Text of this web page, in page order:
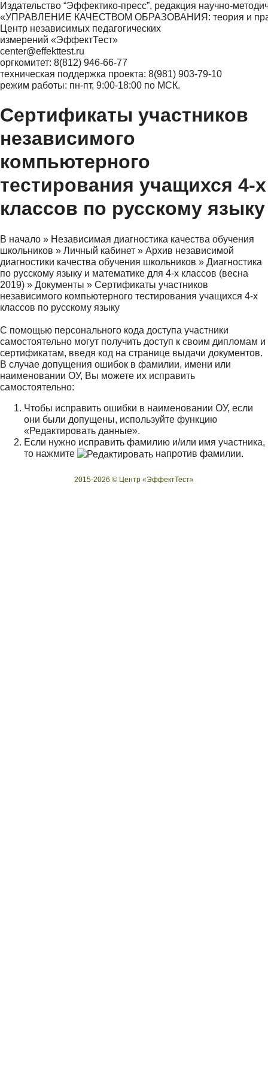
Издательство “Эффектико-пресс”, редакция научно-
«УПРАВЛЕНИЕ КАЧЕСТВОМ ОБРАЗОВАНИЯ: теория и
Центр независимых педагогических
измерений «ЭффектТест»
center@effekttest.ru
оргкомитет: 8(812) 946-66-77
техническая поддержка проекта: 8(981) 903-79-10
режим работы: пн-пт, 9:00-18:00 по МСК.
Сертификаты участников
независимого
компьютерного
тестирования учащихся 4-х
классов по русскому языку
В начало » Независимая диагностика качества обучения
школьников » Личный кабинет » Архив независимой
диагностики качества обучения школьников » Диагностика
по русскому языку и математике для 4-х классов (весна
2019) » Документы » Сертификаты участников
независимого компьютерного тестирования учащихся 4-х
классов по русскому языку
С помощью персонального кода доступа участники
самостоятельно могут получить доступ к своим дипломам и
сертификатам, введя код на странице выдачи документов.
В случае допущения ошибок в фамилии, имени или
наименовании ОУ, Вы можете их исправить
самостоятельно:
Чтобы исправить ошибки в наименовании ОУ, если
они были допущены, используйте функцию
«Редактировать данные».
Если нужно исправить фамилию и/или имя участника,
то нажмите
напротив фамилии.
2015-2026 © Центр «ЭффектТест»